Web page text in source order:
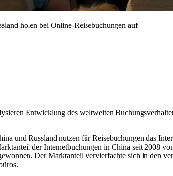
holen bei Online-Reisebuchungen auf
Entwicklung des weltweiten
und Russland nutzen für Reisebuchungen das
der Internetbuchungen in China seit 2008
Der Marktanteil vervierfachte sich in den